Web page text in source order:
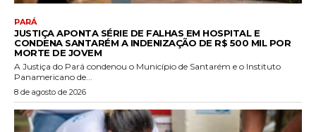
PARÁ
JUSTIÇA APONTA SÉRIE DE FALHAS EM HOSPITAL E
CONDENA SANTARÉM A INDENIZAÇÃO DE R$ 500 MIL POR
MORTE DE JOVEM
A Justiça do Pará condenou o Município de Santarém e o Instituto
Panamericano de...
8 de agosto de 2026